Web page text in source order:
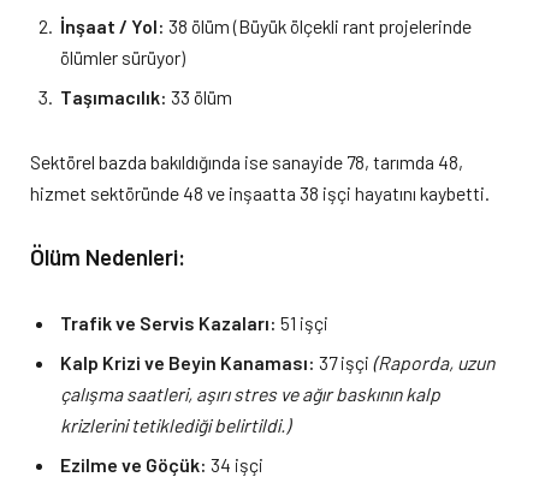
İnşaat / Yol: 38 ölüm (Büyük ölçekli rant projelerinde
ölümler sürüyor)
Taşımacılık: 33 ölüm
Sektörel bazda bakıldığında ise sanayide 78, tarımda 48,
hizmet sektöründe 48 ve inşaatta 38 işçi hayatını kaybetti.
Ölüm Nedenleri:
Trafik ve Servis Kazaları: 51 işçi
Kalp Krizi ve Beyin Kanaması: 37 işçi (Raporda, uzun
çalışma saatleri, aşırı stres ve ağır baskının kalp
krizlerini tetiklediği belirtildi.)
Ezilme ve Göçük: 34 işçi